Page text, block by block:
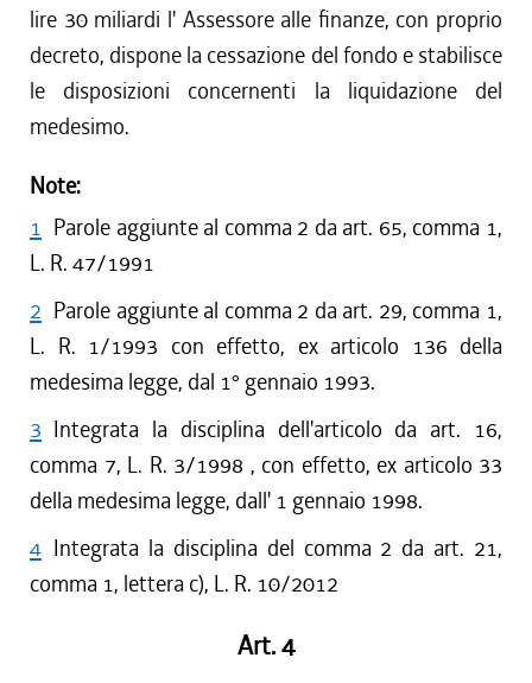
lire 30 miliardi l' Assessore alle finanze, con proprio
decreto, dispone la cessazione del fondo e stabilisce
le disposizioni concernenti la liquidazione del
medesimo.
Note:
1 Parole aggiunte al comma 2 da art. 65, comma 1,
L. R. 47/1991
2 Parole aggiunte al comma 2 da art. 29, comma 1,
L. R. 1/1993 con effetto, ex articolo 136 della
medesima legge, dal 1° gennaio 1993.
3 Integrata la disciplina dell'articolo da art. 16,
comma 7, L. R. 3/1998 , con effetto, ex articolo 33
della medesima legge, dall' 1 gennaio 1998.
4 Integrata la disciplina del comma 2 da art. 21,
comma 1, lettera c), L. R. 10/2012
Art. 4